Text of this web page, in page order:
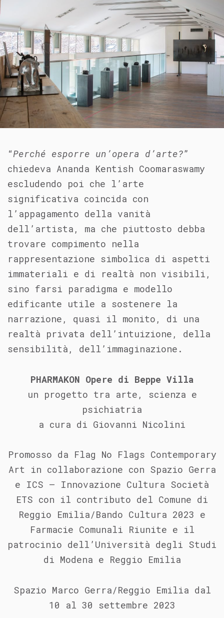
“Perché esporre un’opera d’arte?”
chiedeva Ananda Kentish Coomaraswamy
escludendo poi che l’arte
significativa coincida con
l’appagamento della vanità
dell’artista, ma che piuttosto debba
trovare compimento nella
rappresentazione simbolica di aspetti
immateriali e di realtà non visibili,
sino farsi paradigma e modello
edificante utile a sostenere la
narrazione, quasi il monito, di una
realtà privata dell’intuizione, della
sensibilità, dell’immaginazione.
PHARMAKON Opere di Beppe Villa
un progetto tra arte, scienza e
psichiatria
a cura di Giovanni Nicolini
Promosso da Flag No Flags Contemporary
Art in collaborazione con Spazio Gerra
e ICS – Innovazione Cultura Società
ETS con il contributo del Comune di
Reggio Emilia/Bando Cultura 2023 e
Farmacie Comunali Riunite e il
patrocinio dell’Università degli Studi
di Modena e Reggio Emilia
Spazio Marco Gerra/Reggio Emilia dal
10 al 30 settembre 2023